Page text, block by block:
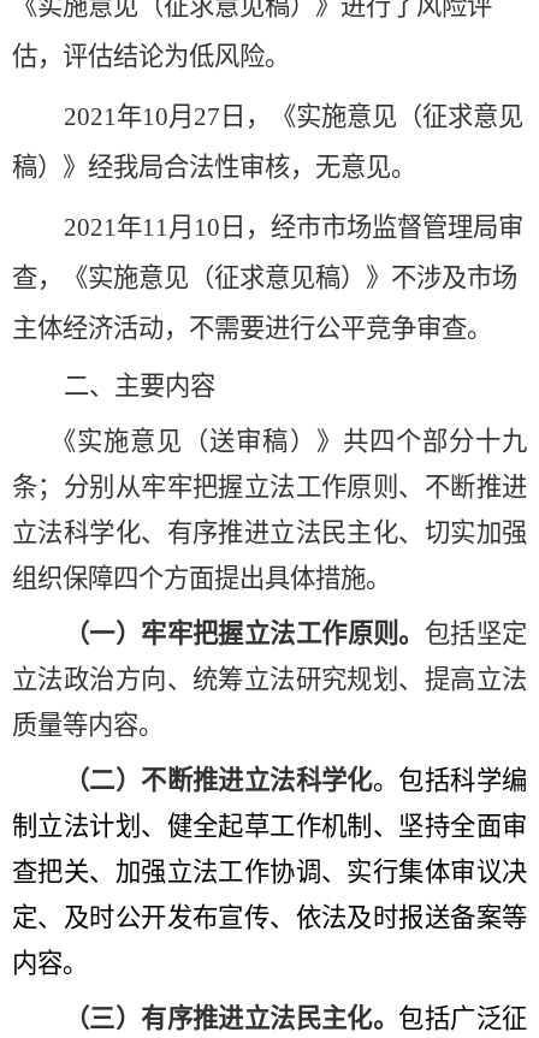
估，评估结论为低风险。
2021年10月27 日， 《实施意见（征求意见
稿）》 经我局合法性审核， 无意见。
2021年11 月 10日，经市市场监督管理局审
查，
《实施意见（征求意见稿）》 不涉及市场
主体经济活动，不需要进行公平竞争审查。
二、主要内容
《实施意见（送审稿）》共四个部分十九
条；分别从牢牢把握立法工作原则、 不断推进
立法科学化、有序推进立法 民主化、切实加强
组织保障四个方面提出具体措施。
（一） 牢牢把握立法工作原则。 包括坚定
立法政治方向、 统筹立法研究规划 、提高立法
质量等内容。
（二）不断推进立法科学化。包括科学编
制立法计划、 健全起草工作机制、 坚持全面审
查把关、 加强立法工作协调、实行集体审议决
定、及时公开发布宣传、依法及时报送备案等
内容。
（三）有序推进立法民主化。 包括广泛征